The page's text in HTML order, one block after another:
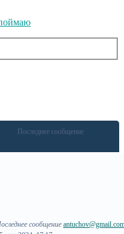
поиск
Последнее сообщение
сообщение